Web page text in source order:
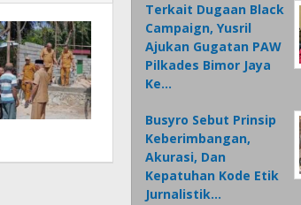
Terkait Dugaan Black
Campaign, Yusril
Ajukan Gugatan PAW
Pilkades Bimor Jaya
Ke…
Busyro Sebut Prinsip
Keberimbangan,
Akurasi, Dan
Kepatuhan Kode Etik
Jurnalistik…